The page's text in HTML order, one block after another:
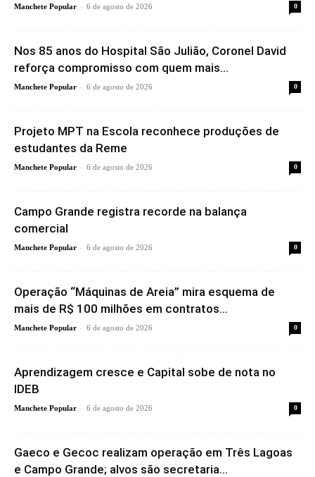
Manchete Popular - 6 de agosto de 2026 0
Nos 85 anos do Hospital São Julião, Coronel David
reforça compromisso com quem mais...
Manchete Popular - 6 de agosto de 2026 0
Projeto MPT na Escola reconhece produções de
estudantes da Reme
Manchete Popular - 6 de agosto de 2026 0
Campo Grande registra recorde na balança
comercial
Manchete Popular - 6 de agosto de 2026 0
Operação “Máquinas de Areia” mira esquema de
mais de R$ 100 milhões em contratos...
Manchete Popular - 6 de agosto de 2026 0
Aprendizagem cresce e Capital sobe de nota no
IDEB
Manchete Popular - 6 de agosto de 2026 0
Gaeco e Gecoc realizam operação em Três Lagoas
e Campo Grande; alvos são secretaria...